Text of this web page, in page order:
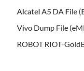
Alcatel A5 DA File
Vivo Dump File
ROBOT RIOT-